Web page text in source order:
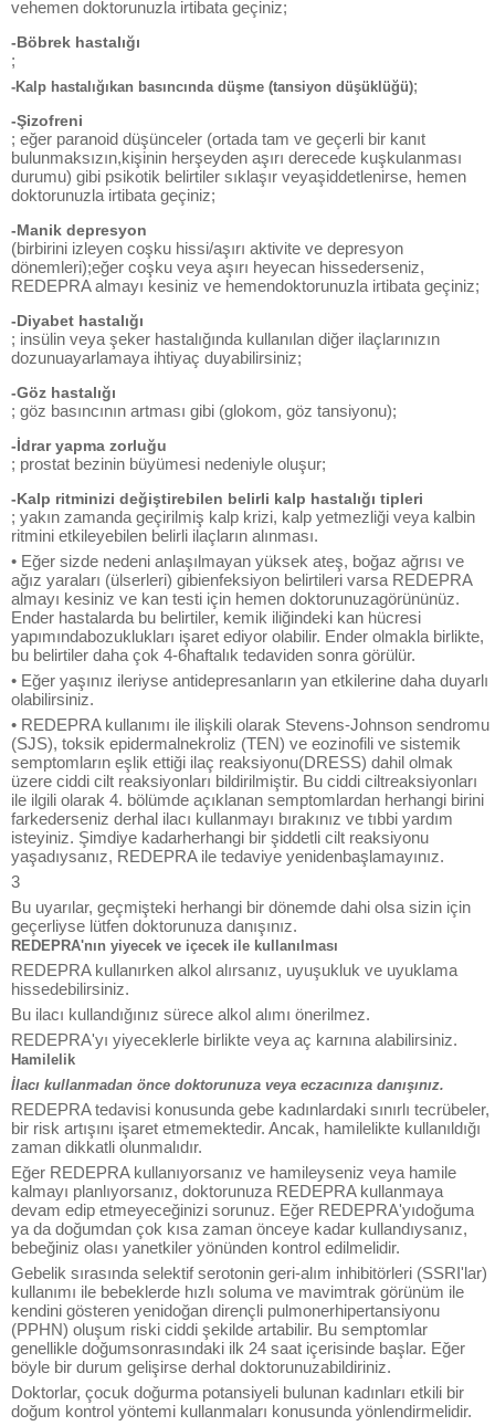
vehemen doktorunuzla irtibata geçiniz;
-Böbrek hastalığı
;
-Kalp hastalığıkan basıncında düşme (tansiyon düşüklüğü);
-Şizofreni
; eğer paranoid düşünceler (ortada tam ve geçerli bir kanıt
bulunmaksızın,kişinin herşeyden aşırı derecede kuşkulanması
durumu) gibi psikotik belirtiler sıklaşır veyaşiddetlenirse, hemen
doktorunuzla irtibata geçiniz;
-Manik depresyon
(birbirini izleyen coşku hissi/aşırı aktivite ve depresyon
dönemleri);eğer coşku veya aşırı heyecan hissederseniz,
REDEPRA almayı kesiniz ve hemendoktorunuzla irtibata geçiniz;
-Diyabet hastalığı
; insülin veya şeker hastalığında kullanılan diğer ilaçlarınızın
dozunuayarlamaya ihtiyaç duyabilirsiniz;
-Göz hastalığı
; göz basıncının artması gibi (glokom, göz tansiyonu);
-İdrar yapma zorluğu
; prostat bezinin büyümesi nedeniyle oluşur;
-Kalp ritminizi değiştirebilen belirli kalp hastalığı tipleri
; yakın zamanda geçirilmiş kalp krizi, kalp yetmezliği veya kalbin
ritmini etkileyebilen belirli ilaçların alınması.
• Eğer sizde nedeni anlaşılmayan yüksek ateş, boğaz ağrısı ve
ağız yaraları (ülserleri) gibienfeksiyon belirtileri varsa REDEPRA
almayı kesiniz ve kan testi için hemen doktorunuzagörününüz.
Ender hastalarda bu belirtiler, kemik iliğindeki kan hücresi
yapımındabozuklukları işaret ediyor olabilir. Ender olmakla birlikte,
bu belirtiler daha çok 4-6haftalık tedaviden sonra görülür.
• Eğer yaşınız ileriyse antidepresanların yan etkilerine daha duyarlı
olabilirsiniz.
• REDEPRA kullanımı ile ilişkili olarak Stevens-Johnson sendromu
(SJS), toksik epidermalnekroliz (TEN) ve eozinofili ve sistemik
semptomların eşlik ettiği ilaç reaksiyonu(DRESS) dahil olmak
üzere ciddi cilt reaksiyonları bildirilmiştir. Bu ciddi ciltreaksiyonları
ile ilgili olarak 4. bölümde açıklanan semptomlardan herhangi birini
farkederseniz derhal ilacı kullanmayı bırakınız ve tıbbi yardım
isteyiniz. Şimdiye kadarherhangi bir şiddetli cilt reaksiyonu
yaşadıysanız, REDEPRA ile tedaviye yenidenbaşlamayınız.
3
Bu uyarılar, geçmişteki herhangi bir dönemde dahi olsa sizin için
geçerliyse lütfen doktorunuza danışınız.
REDEPRA'nın yiyecek ve içecek ile kullanılması
REDEPRA kullanırken alkol alırsanız, uyuşukluk ve uyuklama
hissedebilirsiniz.
Bu ilacı kullandığınız sürece alkol alımı önerilmez.
REDEPRA'yı yiyeceklerle birlikte veya aç karnına alabilirsiniz.
Hamilelik
İlacı kullanmadan önce doktorunuza veya eczacınıza danışınız.
REDEPRA tedavisi konusunda gebe kadınlardaki sınırlı tecrübeler,
bir risk artışını işaret etmemektedir. Ancak, hamilelikte kullanıldığı
zaman dikkatli olunmalıdır.
Eğer REDEPRA kullanıyorsanız ve hamileyseniz veya hamile
kalmayı planlıyorsanız, doktorunuza REDEPRA kullanmaya
devam edip etmeyeceğinizi sorunuz. Eğer REDEPRA'yıdoğuma
ya da doğumdan çok kısa zaman önceye kadar kullandıysanız,
bebeğiniz olası yanetkiler yönünden kontrol edilmelidir.
Gebelik sırasında selektif serotonin geri-alım inhibitörleri (SSRI'lar)
kullanımı ile bebeklerde hızlı soluma ve mavimtrak görünüm ile
kendini gösteren yenidoğan dirençli pulmonerhipertansiyonu
(PPHN) oluşum riski ciddi şekilde artabilir. Bu semptomlar
genellikle doğumsonrasındaki ilk 24 saat içerisinde başlar. Eğer
böyle bir durum gelişirse derhal doktorunuzabildiriniz.
Doktorlar, çocuk doğurma potansiyeli bulunan kadınları etkili bir
doğum kontrol yöntemi kullanmaları konusunda yönlendirmelidir.